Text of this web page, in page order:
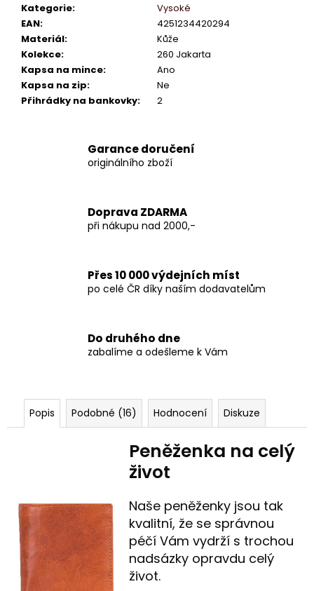
Kategorie:
Vysoké
EAN:
4251234420294
Materiál:
Kůže
Kolekce:
260 Jakarta
Kapsa na mince:
Ano
Kapsa na zip:
Ne
Přihrádky na bankovky: 2
Garance doručení
originálního zboží
Doprava ZDARMA
při nákupu nad 2000,-
Přes 10 000 výdejních míst
po celé ČR díky naším dodavatelům
Do druhého dne
zabalíme a odešleme k Vám
Popis Podobné (16) Hodnocení Diskuze
Peněženka na celý
život
Naše peněženky jsou tak
kvalitní, že se správnou
péčí Vám vydrží s trochou
nadsázky opravdu celý
život.